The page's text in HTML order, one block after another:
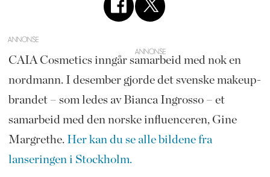
ANNONSE
CAIA Cosmetics inngår samarbeid med nok en
nordmann. I desember gjorde det svenske makeup-
brandet – som ledes av Bianca Ingrosso – et
samarbeid med den norske influenceren, Gine
Margrethe. Her kan du se alle bildene fra
lanseringen i Stockholm.